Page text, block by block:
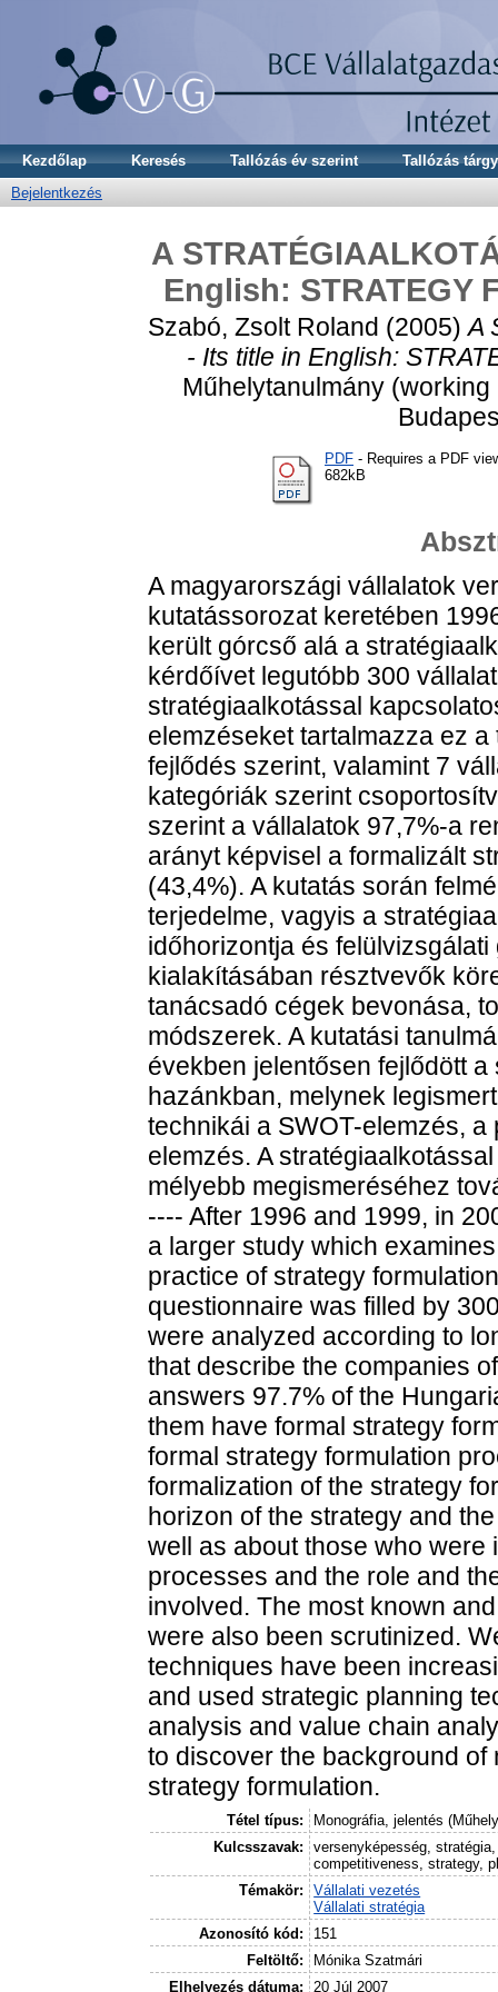
Kezdőlap Keresés Tallózás év szerint
Tallózás
Bejelentkezés
A
English: STRATEGY
Szabó, Zsolt Roland (2005)A
- Its title in English:
Műhelytanulmány
PDF - Requires a PDF
682kB
A magyarországi vállalatok
kutatássorozat keretében
került górcső alá a
kérdőívet legutóbb 300
stratégiaalkotással
elemzéseket tartalmazza ez
fejlődés szerint, valamint 7
kategóriák szerint
szerint a vállalatok 97,7%-a
arányt képvisel a formalizált
(43,4%). A kutatás során
terjedelme, vagyis a
időhorizontja és
kialakításában résztvevők
tanácsadó cégek bevonása,
módszerek. A kutatási
években jelentősen fejlődött
hazánkban, melynek
technikái a SWOT-elemzés,
elemzés. A
mélyebb megismeréséhez
---- After 1996 and 1999, in
a larger study which
practice of strategy
questionnaire was filled by
were analyzed according to
that describe the companies
answers 97.7% of the
them have formal strategy
formal strategy formulation
formalization of the strategy
horizon of the strategy and
well as about those who
processes and the role and
involved. The most known
were also been scrutinized.
techniques have been
and used strategic planning
analysis and value chain
to discover the background
strategy formulation.
Tétel típus:
Monográfia, jelentés
Kulcsszavak:
versenyképesség,
competitiveness, strategy,
Témakör:
Vállalati vezetés
Vállalati stratégia
Azonosító kód:
151
Feltöltő:
Mónika Szatmári
Elhelyezés dátuma:
20 Júl 2007